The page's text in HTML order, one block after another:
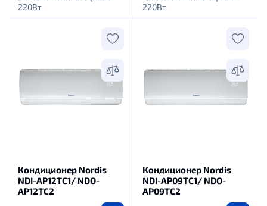
220Вт
220Вт
Кондиционер Nordis
NDI-AP12TC1/ NDO-
AP12TC2
Кондиционер Nordis
NDI-AP09TC1/ NDO-
AP09TC2